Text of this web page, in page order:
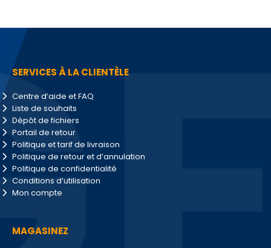
SERVICES À LA CLIENTÈLE
Centre d’aide et FAQ
Liste de souhaits
Dépôt de fichiers
Portail de retour
Politique et tarif de livraison
Politique de retour et d’annulation
Politique de confidentialité
Conditions d’utilisation
Mon compte
MAGASINEZ